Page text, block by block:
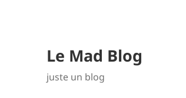
Le Mad Blog
juste un blog